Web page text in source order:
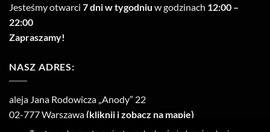
Jesteśmy otwarci 7 dni w tygodniu w godzinach 12:00 –
22:00
Zapraszamy!
NASZ ADRES:
aleja Jana Rodowicza „Anody” 22
02-777 Warszawa(kliknij i zobacz na mapie)